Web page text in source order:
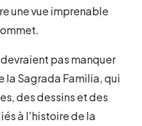
une vue imprenable
pas manquer
la Sagrada Familia, qui
des dessins et des
à l'histoire de la